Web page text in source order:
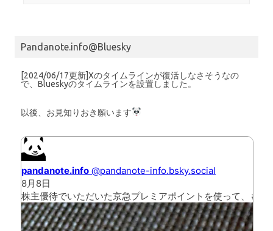
Pandanote.info@Bluesky
[2024/06/17更新]Xのタイムラインが復活しなさそうなの
で、Blueskyのタイムラインを設置しました。
以後、お見知りおき願います